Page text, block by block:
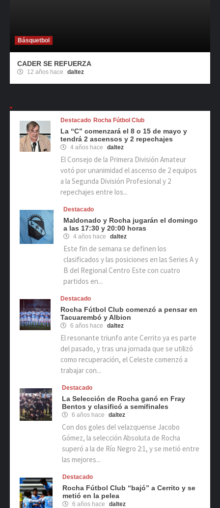
Básquetbol
CADER SE REFUERZA
12 años hace daltez
Destacado Rocha Fútbol Club
La “C” comenzará el 8 o 15 de mayo y
tendrá 2 ascensos y 2 repechajes
4 años hace daltez
El Consejo de la Primera División Amateur
votó por unanimidad el ascenso de 2 equipos
a la Segunda División Profesional y 2
repechajes entre los...
Destacado
Maldonado y Rocha jugarán el domingo
a las 17:30 y 20:00 horas
4 años hace daltez
Este fin de semana se definen los
clasificados y las posiciones en las Series A y
B del Regional Centro Este con cuatro
partidos en...
Destacado
Rocha Fútbol Club comenzó a pensar en
Tacuarembó y Albion
6 años hace daltez
El resonante triunfo ante Cerrito ya es parte
del pasado, y tras una jornada que se utilizó
como recuperación, el Celeste comenzó a
trabajar con...
Destacado
La Selección de Rocha ganó en Fray
Bentos y clasificó a semifinales
6 años hace daltez
Con dos goles del velazquense Jacobo
Gómez, la selección Absoluta de Rocha
superó a la de Río Negro 2:1, y se metió entre
las mejores...
Destacado
Rocha Fútbol Club “bajó” a Cerrito y se
metió en la pelea
6 años hace daltez